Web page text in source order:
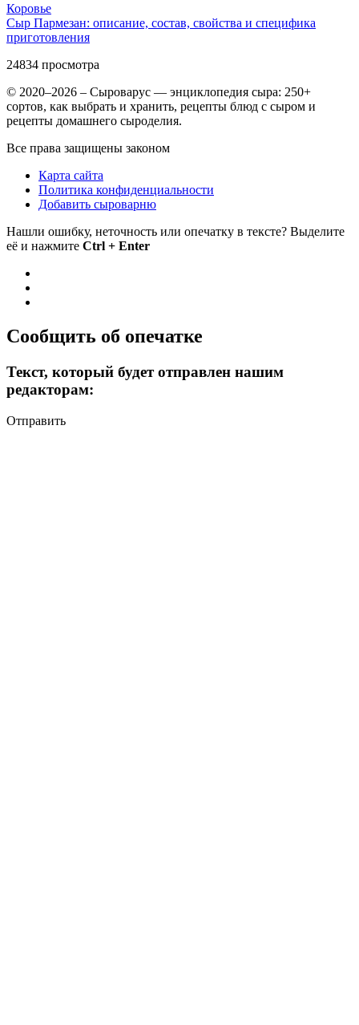
Коровье
Сыр Пармезан: описание, состав, свойства и специфика
приготовления
24834 просмотра
© 2020–2026 – Сыроварус — энциклопедия сыра: 250+
сортов, как выбрать и хранить, рецепты блюд с сыром и
рецепты домашнего сыроделия.
Все права защищены законом
Карта сайта
Политика конфиденциальности
Добавить сыроварню
Нашли ошибку, неточность или опечатку в тексте? Выделите
её и нажмите Ctrl + Enter
Сообщить об опечатке
Текст, который будет отправлен нашим
редакторам:
Отправить